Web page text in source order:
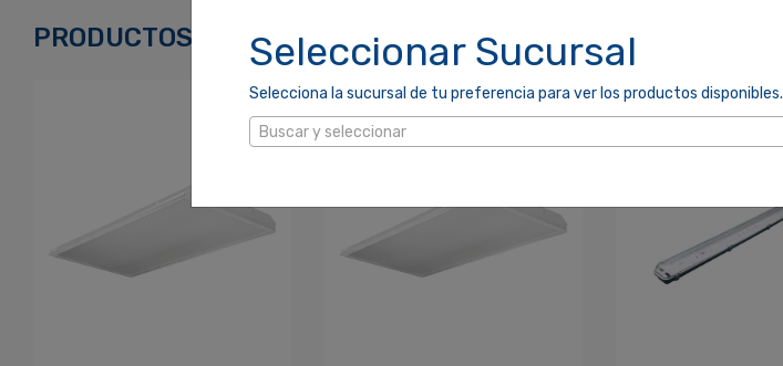
Seleccionar Sucursal
Selecciona la sucursal de tu preferencia para ver los productos disponibles.
Buscar y seleccionar
¿Olvidaste tu Contraseña? Recordarme
PRODUCTOS RELACIONADOS